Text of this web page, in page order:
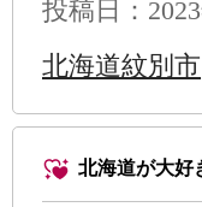
投稿日：
北海道紋別市
北海道が大好